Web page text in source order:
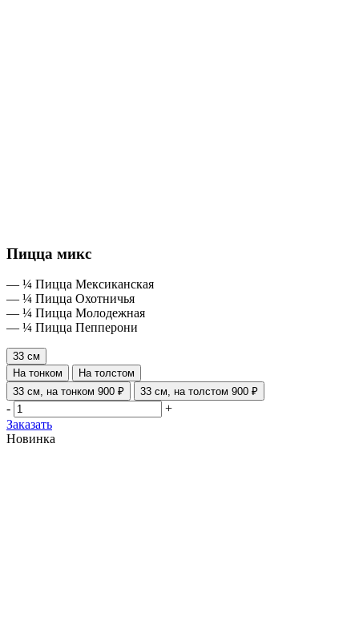
Пицца микс
— ¼ Пицца Мексиканская
— ¼ Пицца Охотничья
— ¼ Пицца Молодежная
— ¼ Пицца Пепперони
33 см
На тонком
На толстом
33 см, на тонком 900 ₽ 33 см, на толстом 900 ₽
-
+
Заказать
Новинка